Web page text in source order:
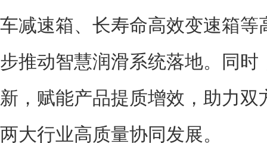
车减速箱、长寿命高效变速箱等
步推动智慧润滑系统落地。同时
新，赋能产品提质增效，助力双
两大行业高质量协同发展。